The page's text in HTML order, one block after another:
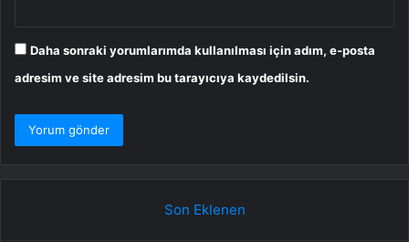
Daha sonraki yorumlarımda kullanılması için adım, e-posta
adresim ve site adresim bu tarayıcıya kaydedilsin.
Son Eklenen